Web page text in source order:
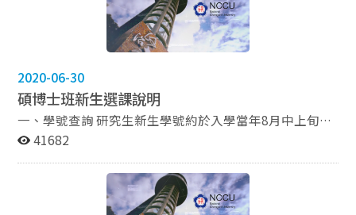
2020-06-30
碩博士班新生選課說明
一、學號查詢 研究生新生學號約於入學當年8月中上旬開
放查詢，校內系統亦為當天開放登入。（詳情請見教務處
https://i.nccu.edu.tw/Login.aspx?ReturnUrl=%2f 詳情
41682